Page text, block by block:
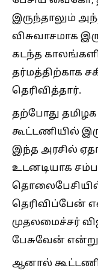
இருந்தாலும்
விசுவாசமாக
கடந்த
தர்மத்திற்காக
தெரிவித்தார்.
தற்போது
கூட்டணியில்
இந்த அரசில்
உடனடியாக
தெரிவிப்பேன்
முதலமைச்சர்
பேசுவேன்
ஆனால்